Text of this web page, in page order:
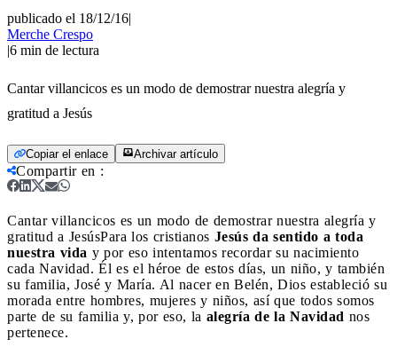
publicado el 18/12/16|
Merche Crespo
|6 min de lectura
Cantar villancicos es un modo de demostrar nuestra alegría y
gratitud a Jesús
Copiar el enlace Archivar artículo
Compartir en :
Cantar villancicos es un modo de demostrar nuestra alegría y
gratitud a JesúsPara los cristianos Jesús da sentido a toda
nuestra vida y por eso intentamos recordar su nacimiento
cada Navidad. Él es el héroe de estos días, un niño, y también
su familia, José y María. Al nacer en Belén, Dios estableció su
morada entre hombres, mujeres y niños, así que todos somos
parte de su familia y, por eso, la alegría de la Navidad nos
pertenece.